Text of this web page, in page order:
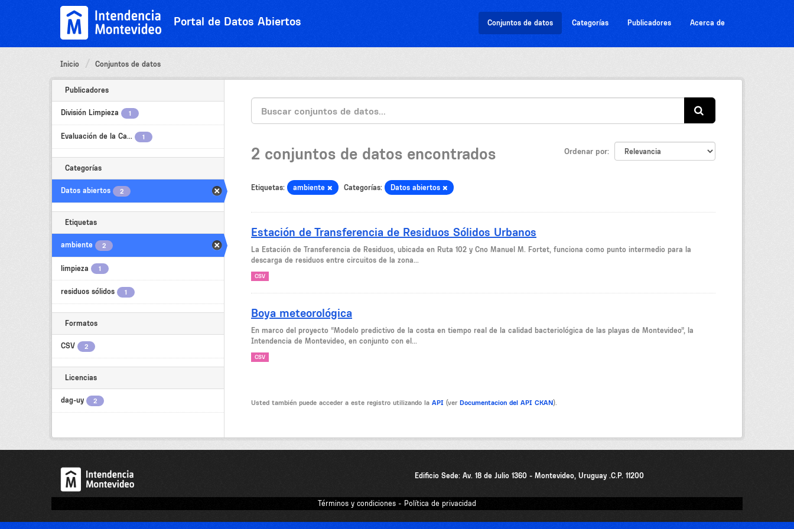
Portal de Datos Abiertos Conjuntos de datos Categorías Publicadores Acerca de
Inicio Conjuntos de datos
Publicadores
División Limpieza 1
Evaluación de la Ca... 1
Categorías
Datos abiertos 2
Etiquetas
ambiente 2
limpieza 1
residuos sólidos 1
Formatos
CSV 2
Licencias
dag-uy 2
Ordenar por
2 conjuntos de datos encontrados
Etiquetas: ambiente Categorías: Datos abiertos
Estación de Transferencia de Residuos Sólidos Urbanos
La Estación de Transferencia de Residuos, ubicada en Ruta 102 y Cno Manuel M. Fortet, funciona como punto intermedio para la
descarga de residuos entre circuitos de la zona...
CSV
Boya meteorológica
En marco del proyecto “Modelo predictivo de la costa en tiempo real de la calidad bacteriológica de las playas de Montevideo”, la
Intendencia de Montevideo, en conjunto con el...
CSV
Usted también puede acceder a este registro utilizando la API (ver Documentacion del API CKAN).
Edificio Sede: Av. 18 de Julio 1360 - Montevideo, Uruguay .C.P. 11200
Términos y condiciones - Política de privacidad